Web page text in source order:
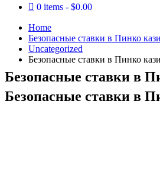
0 items
$0.00
Home
Безопасные ставки в Пинко
Uncategorized
Безопасные ставки в Пинко
Безопасные ставки в
Безопасные ставки в